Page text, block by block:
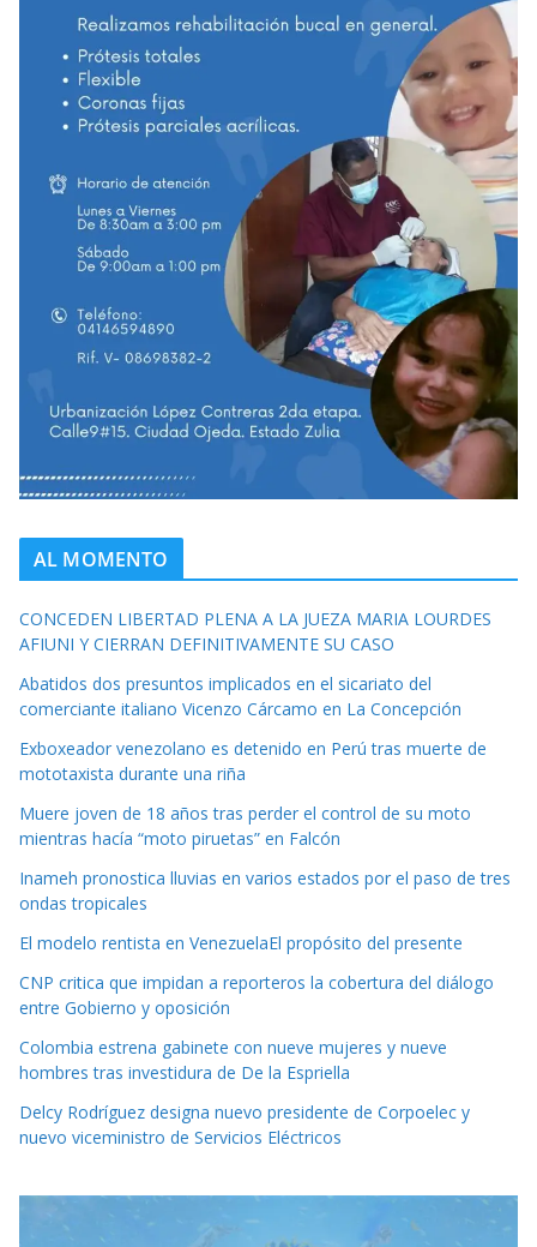
AL MOMENTO
CONCEDEN LIBERTAD PLENA A LA JUEZA MARIA LOURDES
AFIUNI Y CIERRAN DEFINITIVAMENTE SU CASO
Abatidos dos presuntos implicados en el sicariato del
comerciante italiano Vicenzo Cárcamo en La Concepción
Exboxeador venezolano es detenido en Perú tras muerte de
mototaxista durante una riña
Muere joven de 18 años tras perder el control de su moto
mientras hacía “moto piruetas” en Falcón
Inameh pronostica lluvias en varios estados por el paso de tres
ondas tropicales
El modelo rentista en VenezuelaEl propósito del presente
CNP critica que impidan a reporteros la cobertura del diálogo
entre Gobierno y oposición
Colombia estrena gabinete con nueve mujeres y nueve
hombres tras investidura de De la Espriella
Delcy Rodríguez designa nuevo presidente de Corpoelec y
nuevo viceministro de Servicios Eléctricos